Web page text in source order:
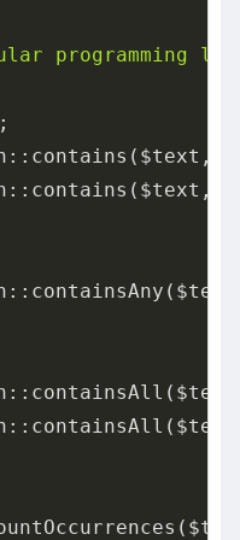
programming
;